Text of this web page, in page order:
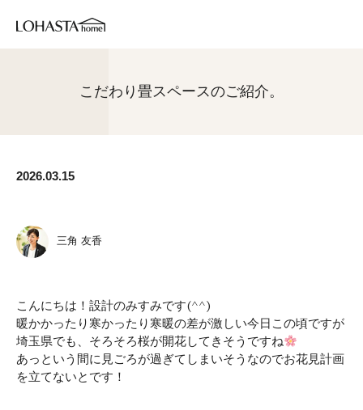
こだわり畳スペースのご紹介。
2026.03.15
三角 友香
こんにちは！設計のみすみです(^^)
暖かかったり寒かったり寒暖の差が激しい今日この頃ですが
埼玉県でも、そろそろ桜が開花してきそうですね
あっという間に見ごろが過ぎてしまいそうなのでお花見計画
を立てないとです！